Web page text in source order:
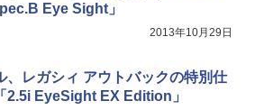
Eye Sight」
2013年10月29日
、レガシィ アウトバックの特別仕
2.5i EyeSight EX Edition」